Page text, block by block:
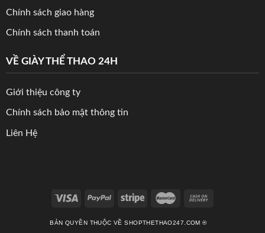
Chính sách giao hàng
Chính sách thanh toán
VỀ GIÀY THỂ THAO 24H
Giới thiệu công ty
Chính sách bảo mật thông tin
Liên Hệ
BẢN QUYỀN THUỘC VỀ SHOPTHETHAO247.COM ®️